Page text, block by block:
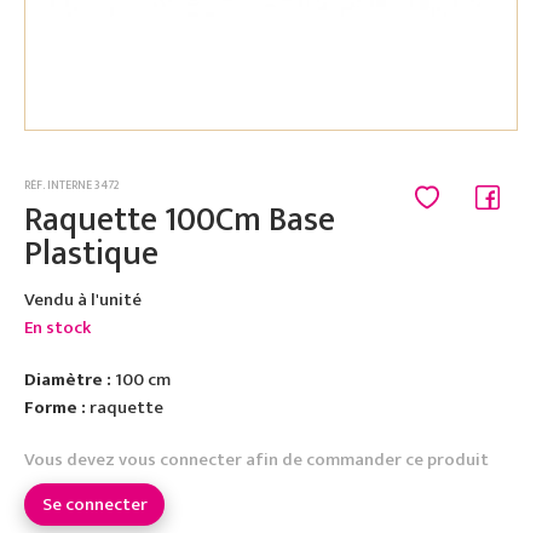
RÉF. INTERNE 3472
Raquette 100Cm Base
Plastique
Vendu à l'unité
En stock
Diamètre : 100 cm
Forme : raquette
Vous devez vous connecter afin de commander ce produit
Se connecter